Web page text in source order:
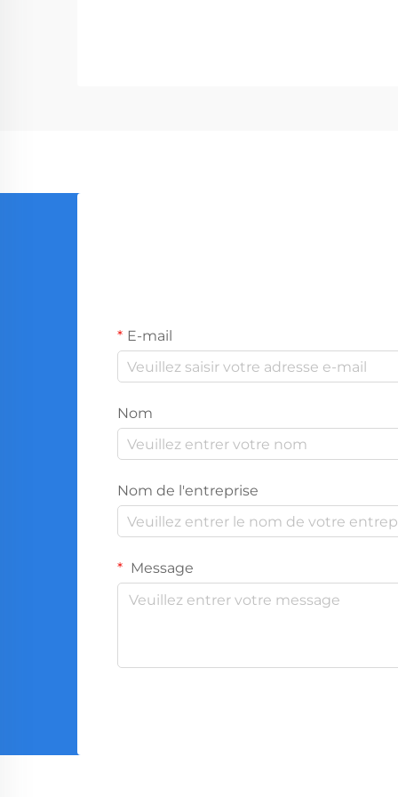
E-mail
Nom
Nom de l'entreprise
Message